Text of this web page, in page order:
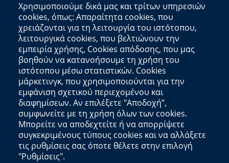
data.europa.eu
Χρησιμοποιούμε δικά μας και τρίτων υπηρεσιών
cookies, όπως: Απαραίτητα cookies, που
χρειάζονται για τη λειτουργία του ιστότοπου,
λειτουργικά cookies, που βελτιώνουν την
εμπειρία χρήσης, Cookies απόδοσης, που μας
βοηθούν να κατανοήσουμε τη χρήση του
ιστότοπου μέσω στατιστικών. Cookies
μάρκετινγκ, που χρησιμοποιούνται για την
εμφάνιση σχετικού περιεχομένου και
διαφημίσεων. Αν επιλέξετε "Αποδοχή”,
συμφωνείτε με τη χρήση όλων των cookies.
Μπορείτε να αποδεχτείτε ή να απορρίψετε
συγκεκριμένους τύπους cookies και να αλλάξετε
τις ρυθμίσεις σας όποτε θέλετε στην επιλογή
"Ρυθμίσεις".
copyright © 2014-2025Διεύθυνση Πληροφορικής και Επικοινωνιών
Ανάπτυξη:Τμήμα Σχεδιασμού Ηλεκτρονικών Υπηρεσιών για τον Πολίτη
Υποστήριξη:Αιγαίου Solutions